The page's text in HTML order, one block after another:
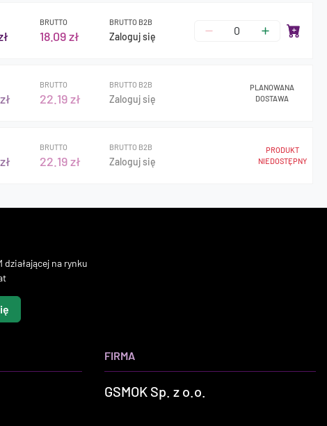
BRUTTO
18.09 zł
BRUTTO B2B
Zaloguj się
BRUTTO
22.19 zł
BRUTTO B2B
Zaloguj się
PLANOWANA
DOSTAWA
BRUTTO
22.19 zł
BRUTTO B2B
Zaloguj się
PRODUKT
NIEDOSTĘPNY
na rynku
FIRMA
GSMOK Sp. z o.o.